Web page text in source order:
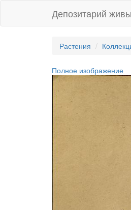
Депозитарий
Растения
Полное изображение